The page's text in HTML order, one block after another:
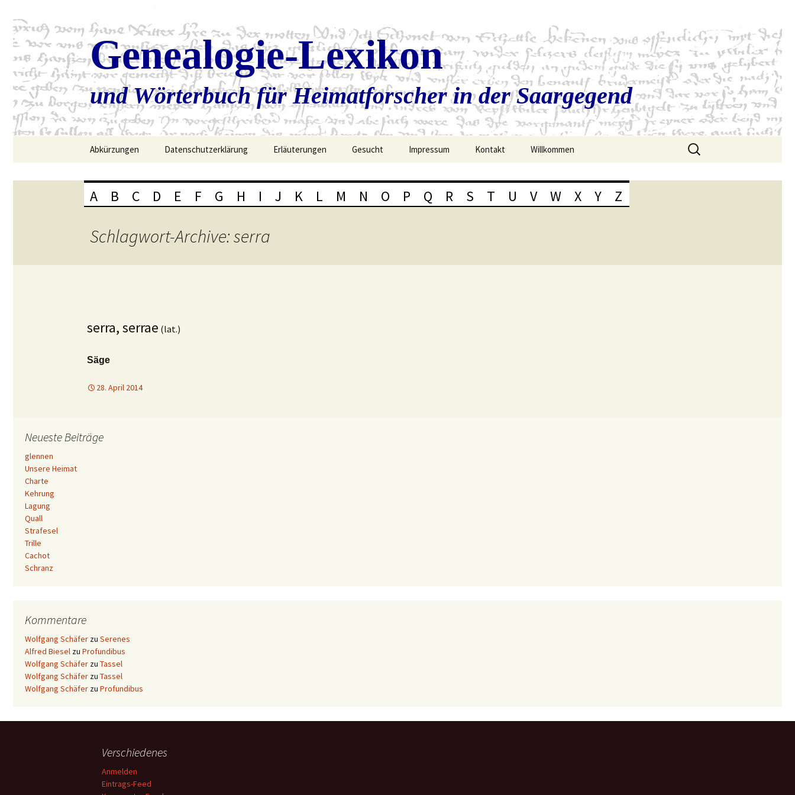
Genealogie-Lexikon
und Wörterbuch für Heimatforscher in der Saargegend
Abkürzungen Datenschutzerklärung Erläuterungen Gesucht Impressum Kontakt Willkommen
Suchen
nach:
A B C D E F G H I J K L M N O P Q R S T U V W X Y Z
Schlagwort-Archive: serra
serra, serrae (lat.)
Säge
28. April 2014
Neueste Beiträge
glennen
Unsere Heimat
Charte
Kehrung
Lagung
Quall
Strafesel
Trille
Cachot
Schranz
Kommentare
Wolfgang Schäfer zu Serenes
Alfred Biesel zu Profundibus
Wolfgang Schäfer zu Tassel
Wolfgang Schäfer zu Tassel
Wolfgang Schäfer zu Profundibus
Verschiedenes
Anmelden
Eintrags-Feed